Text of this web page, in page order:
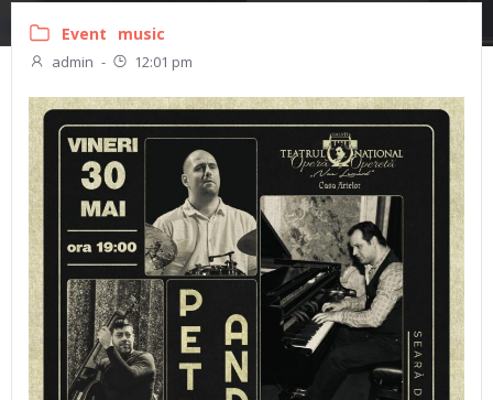
Event music
admin - 12:01 pm